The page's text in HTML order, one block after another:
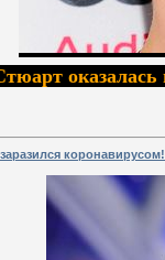
коронавирусом!